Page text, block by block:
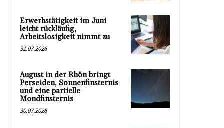
Erwerbstätigkeit im Juni
leicht rückläufig,
Arbeitslosigkeit nimmt zu
31.07.2026
August in der Rhön bringt
Perseiden, Sonnenfinsternis
und eine partielle
Mondfinsternis
30.07.2026